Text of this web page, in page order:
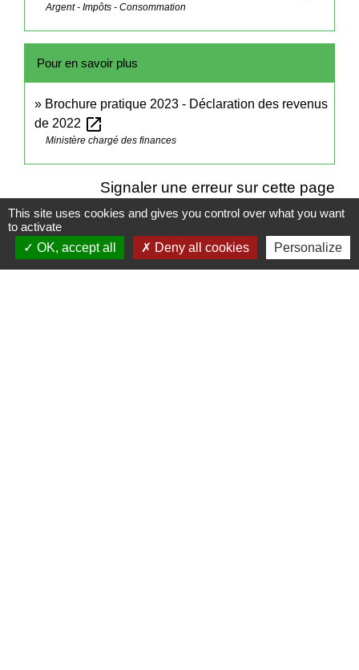
Argent - Impôts - Consommation
Pour en savoir plus
Brochure pratique 2023 - Déclaration des revenus
de 2022 open_in_new
Ministère chargé des finances
Signaler une erreur sur cette page
This site uses cookies and gives you control over what you want
to activate
OK, accept all
Deny all cookies Personalize